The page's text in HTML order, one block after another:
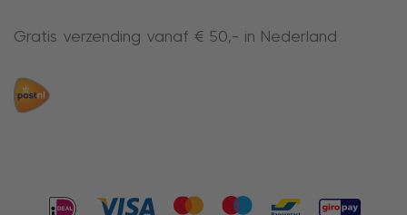
Gratis verzending vanaf € 50,- in Nederland